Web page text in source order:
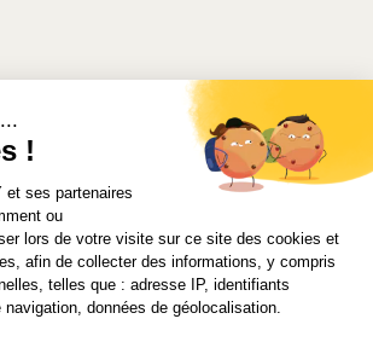
!
et ses partenaires
ou
lors de votre visite sur ce site des cookies et
afin de collecter des informations, y compris
telles que : adresse IP, identifiants
données de géolocalisation.
d’énergie
ENERGY FRANCE